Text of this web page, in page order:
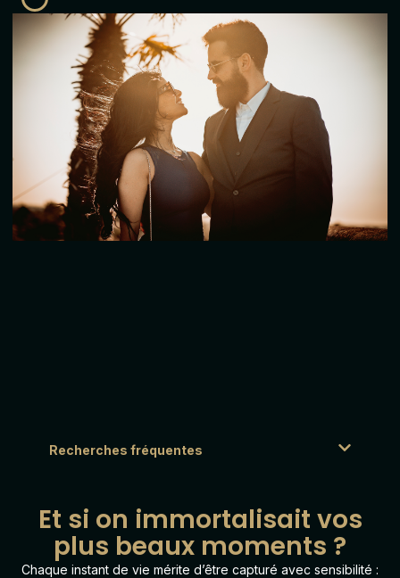
Recherches fréquentes
Et si on immortalisait vos
plus beaux moments ?
Chaque instant de vie mérite d’être capturé avec sensibilité :